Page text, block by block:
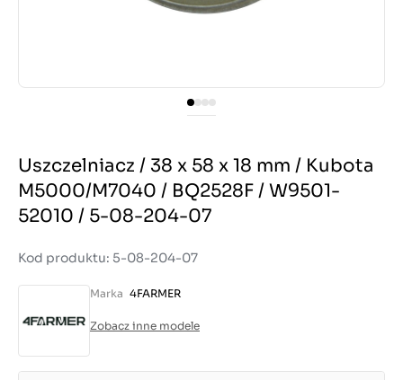
Uszczelniacz / 38 x 58 x 18 mm / Kubota
M5000/M7040 / BQ2528F / W9501-
52010 / 5-08-204-07
Kod produktu: 5-08-204-07
Marka 4FARMER
Zobacz inne modele